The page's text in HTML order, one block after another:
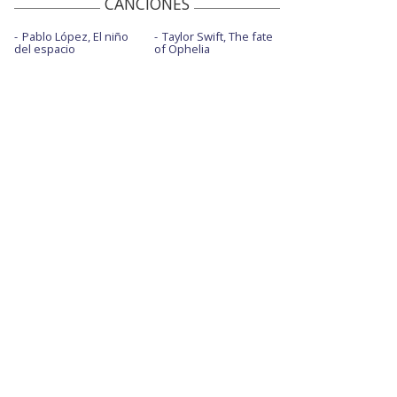
Pablo López, El niño
del espacio
Taylor Swift, The fate
of Ophelia